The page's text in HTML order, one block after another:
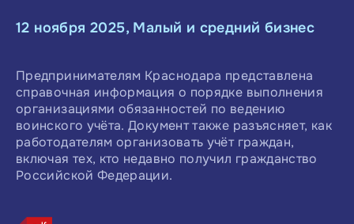
12 ноября 2025, Малый и средний бизнес
Предпринимателям Краснодара представлена
справочная информация о порядке выполнения
организациями обязанностей по ведению
воинского учёта. Документ также разъясняет, как
работодателям организовать учёт граждан,
включая тех, кто недавно получил гражданство
Российской Федерации.